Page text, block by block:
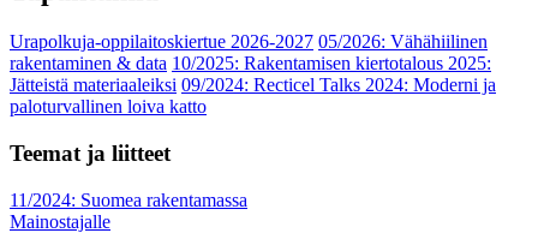
Urapolkuja-oppilaitoskiertue 2026-2027 05/2026: Vähähiilinen
rakentaminen & data 10/2025: Rakentamisen kiertotalous 2025:
Jätteistä materiaaleiksi 09/2024: Recticel Talks 2024: Moderni ja
paloturvallinen loiva katto
Teemat ja liitteet
11/2024: Suomea rakentamassa
Mainostajalle